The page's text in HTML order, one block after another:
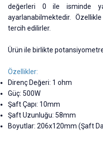
değerleri 0 ile isminde
ayarlanabilmektedir.
tercih edilirler.
Ürün ile birlikte
Özellikler:
Direnç Değeri: 1 ohm
Güç: 500W
Şaft Çapı: 10mm
Şaft Uzunluğu: 58mm
Boyutlar: 206x120mm (Şaft